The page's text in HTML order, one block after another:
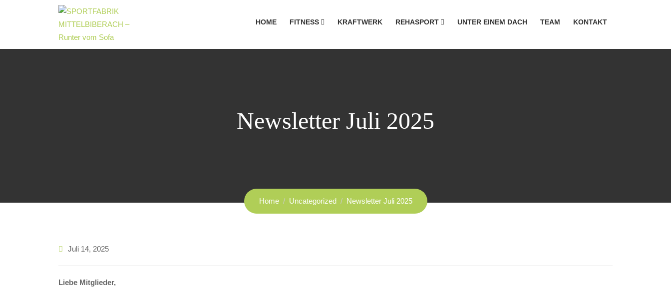
HOME FITNESS KRAFTWERK REHASPORT UNTER EINEM DACH TEAM KONTAKT
Newsletter Juli 2025
Home Uncategorized Newsletter Juli 2025
Juli 14, 2025
Liebe Mitglieder,